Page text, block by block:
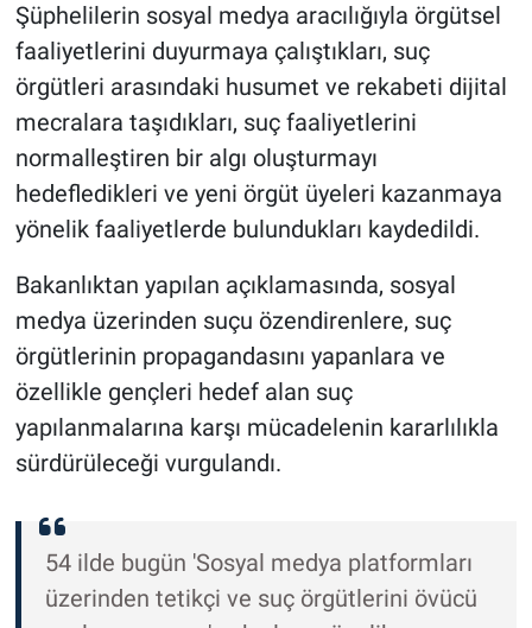
Şüphelilerin sosyal medya aracılığıyla örgütsel
faaliyetlerini duyurmaya çalıştıkları, suç
örgütleri arasındaki husumet ve rekabeti dijital
mecralara taşıdıkları, suç faaliyetlerini
normalleştiren bir algı oluşturmayı
hedefledikleri ve yeni örgüt üyeleri kazanmaya
yönelik faaliyetlerde bulundukları kaydedildi.
Bakanlıktan yapılan açıklamasında, sosyal
medya üzerinden suçu özendirenlere, suç
örgütlerinin propagandasını yapanlara ve
özellikle gençleri hedef alan suç
yapılanmalarına karşı mücadelenin kararlılıkla
sürdürüleceği vurgulandı.
54 ilde bugün 'Sosyal medya platformları
üzerinden tetikçi ve suç örgütlerini övücü